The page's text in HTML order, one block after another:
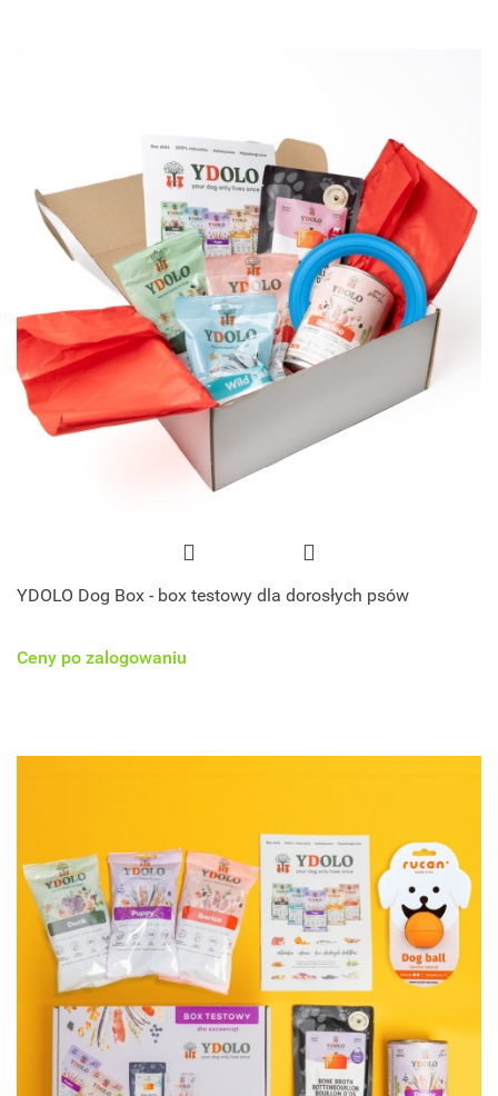
YDOLO Dog Box - box testowy dla dorosłych psów
Ceny po zalogowaniu